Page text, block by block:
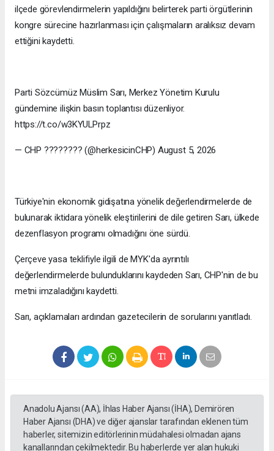
ilçede görevlendirmelerin yapıldığını belirterek parti örgütlerinin
kongre sürecine hazırlanması için çalışmaların aralıksız devam
ettiğini kaydetti.
Parti Sözcümüz Müslim Sarı, Merkez Yönetim Kurulu
gündemine ilişkin basın toplantısı düzenliyor.
https://t.co/w3KYULPrpz
— CHP ???????? (@herkesicinCHP) August 5, 2026
Türkiye'nin ekonomik gidişatına yönelik değerlendirmelerde de
bulunarak iktidara yönelik eleştirilerini de dile getiren Sarı, ülkede
dezenflasyon programı olmadığını öne sürdü.
Çerçeve yasa teklifiyle ilgili de MYK'da ayrıntılı
değerlendirmelerde bulunduklarını kaydeden Sarı, CHP'nin de bu
metni imzaladığını kaydetti.
Sarı, açıklamaları ardından gazetecilerin de sorularını yanıtladı.
Anadolu Ajansı (AA), İhlas Haber Ajansı (İHA), Demirören
Haber Ajansı (DHA) ve diğer ajanslar tarafından eklenen tüm
haberler, sitemizin editörlerinin müdahalesi olmadan ajans
kanallarından çekilmektedir. Bu haberlerde yer alan hukuki